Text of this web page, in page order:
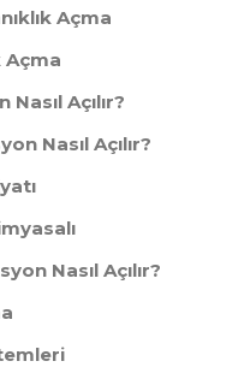
Açma
Açma
Açılır?
Nasıl Açılır?
Nasıl Açılır?